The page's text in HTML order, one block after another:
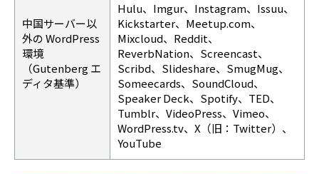
中国サーバー以
外の WordPress
環境
（Gutenberg エ
ディタ基準）
Hulu、Imgur、Instagram、Issuu、
Kickstarter、Meetup.com、
Mixcloud、Reddit、
ReverbNation、Screencast、
Scribd、Slideshare、SmugMug、
Someecards、SoundCloud、
Speaker Deck、Spotify、TED、
Tumblr、VideoPress、Vimeo、
WordPress.tv、X（旧：Twitter）、
YouTube